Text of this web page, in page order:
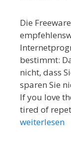
Die
bestimmt:
nicht, dass
sparen Sie
If you love
tired of
weiterlesen